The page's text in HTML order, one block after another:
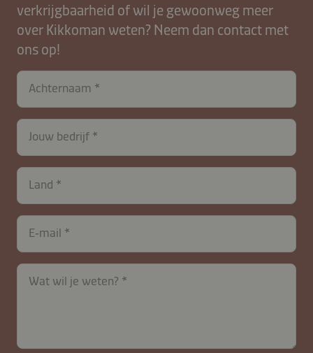
verkrijgbaarheid of wil je gewoonweg meer
over Kikkoman weten? Neem dan contact met
ons op!
contactNL-
B2B-
26615-
B4W0NsYHFkIfLR5rSxuei1bJ
Achternaam
Jouw bedrijf
Land
E‑mail
Wat wil je weten?